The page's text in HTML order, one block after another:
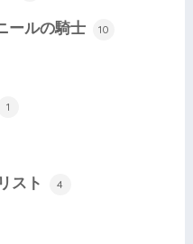
ールの騎士 10
1
スト 4